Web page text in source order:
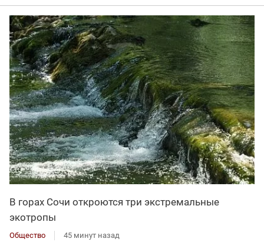
В горах Сочи откроются три экстремальные
экотропы
Общество 45 минут назад